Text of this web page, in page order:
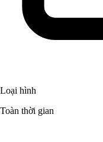
Loại hình
Toàn thời gian